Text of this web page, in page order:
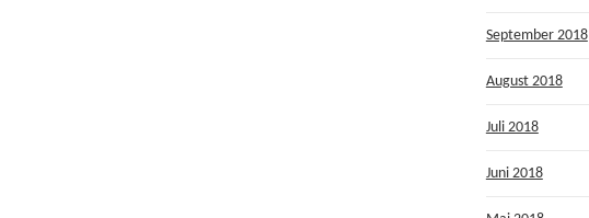
September 2018
August 2018
Juli 2018
Juni 2018